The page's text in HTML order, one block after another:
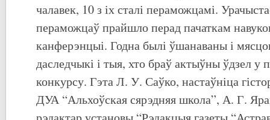
чалавек, 10 з іх сталі пераможцамі.
пераможцаў прайшло перад пачаткам
канферэнцыі. Годна былі ўшанаваны і
даследчыкі і тыя, хто браў актыўны ўдзел у
конкурсу. Гэта Л. У. Саўко, настаўніца
ДУА “Альхоўская сярэдняя школа”, А. Г.